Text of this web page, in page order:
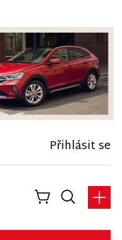
Přihlásit se